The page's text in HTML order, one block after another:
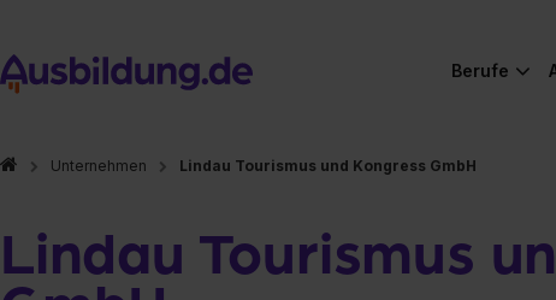
Berufe
Unternehmen Lindau Tourismus und Kongress GmbH
Lindau Tourismus